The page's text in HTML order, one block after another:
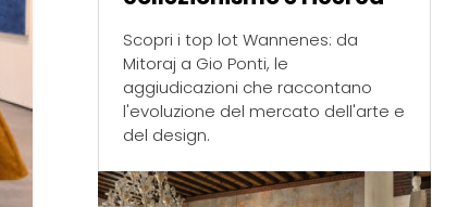
Scopri i top lot Wannenes: da
Mitoraj a Gio Ponti, le
aggiudicazioni che raccontano
l'evoluzione del mercato dell'arte e
del design.